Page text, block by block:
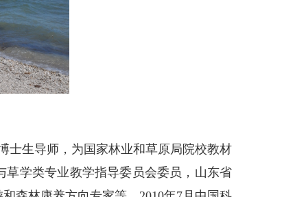
生导师，为国家林业和草原局院校教材
学类专业教学指导委员会委员，山东省